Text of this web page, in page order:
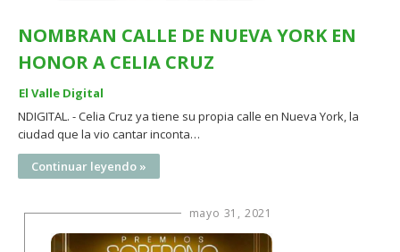
NOMBRAN CALLE DE NUEVA YORK EN
HONOR A CELIA CRUZ
El Valle Digital
NDIGITAL. - Celia Cruz ya tiene su propia calle en Nueva York, la
ciudad que la vio cantar inconta…
Continuar leyendo »
mayo 31, 2021